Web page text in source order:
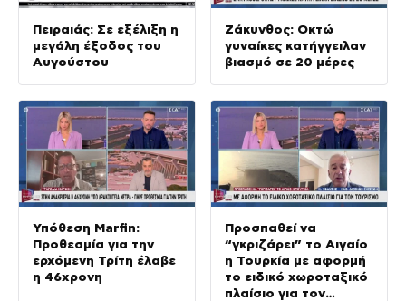
Πειραιάς: Σε εξέλιξη η
μεγάλη έξοδος του
Αυγούστου
Ζάκυνθος: Οκτώ
γυναίκες κατήγγειλαν
βιασμό σε 20 μέρες
Υπόθεση Marfin:
Προθεσμία για την
ερχόμενη Τρίτη έλαβε
η 46χρονη
Προσπαθεί να
“γκριζάρει” το Αιγαίο
η Τουρκία με αφορμή
το ειδικό χωροταξικό
πλαίσιο για τον